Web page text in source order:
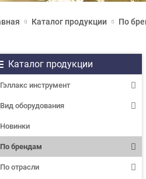
Каталог продукции По
Каталог продукции
Гэллакс инструмент
Вид оборудования
Новинки
По брендам
По отрасли